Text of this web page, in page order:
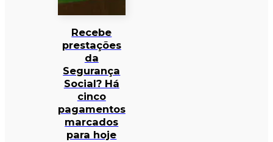
Recebe
prestações
da
Segurança
Social? Há
cinco
pagamentos
marcados
para hoje